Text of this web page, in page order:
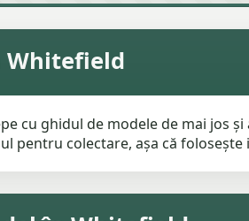
Whitefield
cu ghidul de modele de mai jos
pentru colectare, așa că